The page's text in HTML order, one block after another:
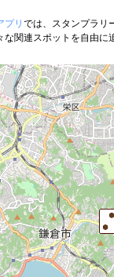
プリ では、スタンプラリ
関連スポットを自由に